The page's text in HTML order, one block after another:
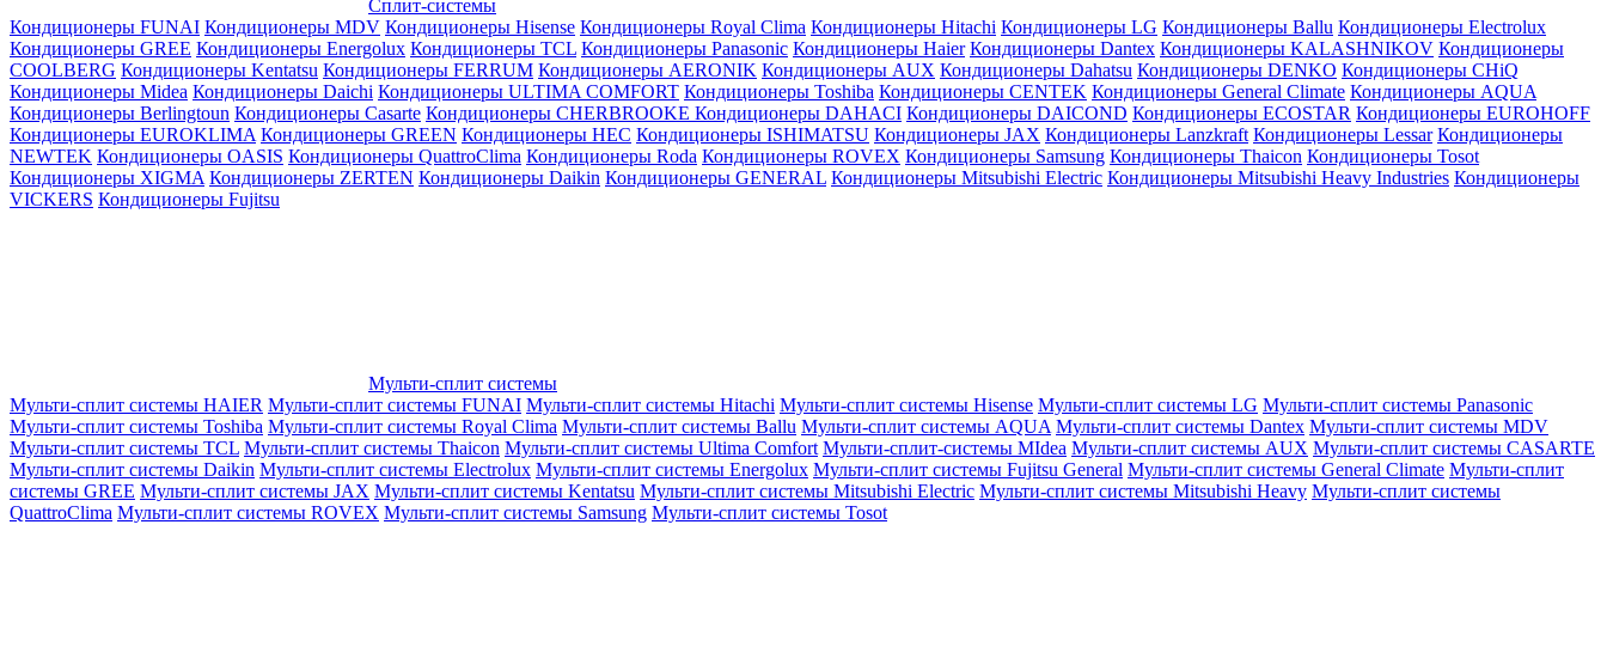
Сплит-системы
Кондиционеры FUNAI Кондиционеры MDV Кондиционеры Hisense Кондиционеры Royal Clima Кондиционеры Hitachi Кондиционеры LG Кондиционеры Ballu Кондиционеры Electrolux
Кондиционеры GREE Кондиционеры Energolux Кондиционеры TCL Кондиционеры Panasonic Кондиционеры Haier Кондиционеры Dantex Кондиционеры KALASHNIKOV Кондиционеры
СOOLBERG Кондиционеры Kentatsu Кондиционеры FERRUM Кондиционеры AERONIK Кондиционеры AUX Кондиционеры Dahatsu Кондиционеры DENKO Кондиционеры CHiQ
Кондиционеры Midea Кондиционеры Daichi Кондиционеры ULTIMA COMFORT Кондиционеры Toshiba Кондиционеры CENTEK Кондиционеры General Climate Кондиционеры AQUA
Кондиционеры Berlingtoun Кондиционеры Casarte Кондиционеры CHERBROOKE Кондиционеры DAHACI Кондиционеры DAICOND Кондиционеры ECOSTAR Кондиционеры EUROHOFF
Кондиционеры EUROKLIMA Кондиционеры GREEN Кондиционеры HEC Кондиционеры ISHIMATSU Кондиционеры JAX Кондиционеры Lanzkraft Кондиционеры Lessar Кондиционеры
NEWTEK Кондиционеры OASIS Кондиционеры QuattroClima Кондиционеры Roda Кондиционеры ROVEX Кондиционеры Samsung Кондиционеры Thaicon Кондиционеры Tosot
Кондиционеры XIGMA Кондиционеры ZERTEN Кондиционеры Daikin Кондиционеры GENERAL Кондиционеры Mitsubishi Electric Кондиционеры Mitsubishi Heavy Industries Кондиционеры
VICKERS Кондиционеры Fujitsu
Мульти-сплит системы
Мульти-сплит системы HAIER Мульти-сплит системы FUNAI Мульти-сплит системы Hitachi Мульти-сплит системы Hisense Мульти-сплит системы LG Мульти-сплит системы Panasonic
Мульти-сплит системы Toshiba Мульти-сплит системы Royal Clima Мульти-сплит системы Ballu Мульти-сплит системы AQUA Мульти-сплит системы Dantex Мульти-сплит системы MDV
Мульти-сплит системы TCL Мульти-сплит системы Thaicon Мульти-сплит системы Ultima Comfort Мульти-сплит-системы MIdea Мульти-сплит системы AUX Мульти-сплит системы CASARTE
Мульти-сплит системы Daikin Мульти-сплит системы Electrolux Мульти-сплит системы Energolux Мульти-сплит системы Fujitsu General Мульти-сплит системы General Climate Мульти-сплит
системы GREE Мульти-сплит системы JAX Мульти-сплит системы Kentatsu Мульти-сплит системы Mitsubishi Electric Мульти-сплит системы Mitsubishi Heavy Мульти-сплит системы
QuattroClima Мульти-сплит системы ROVEX Мульти-сплит системы Samsung Мульти-сплит системы Tosot